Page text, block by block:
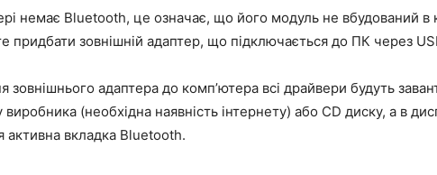
немає Bluetooth, це означає, що його модуль не вбудований в
придбати зовнішній адаптер, що підключається до ПК через
зовнішнього адаптера до комп’ютера всі драйвери будуть
виробника (необхідна наявність інтернету) або CD диску, а в
активна вкладка Bluetooth.